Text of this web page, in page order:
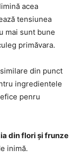
acea
tensiunea
mai sunt bune
primăvara.
din punct
ingredientele
penru
din flori și frunze
inimă.